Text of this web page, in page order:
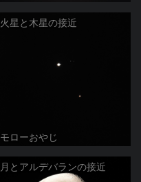
火星と木星の接近
モローおやじ
月とアルデバランの接近